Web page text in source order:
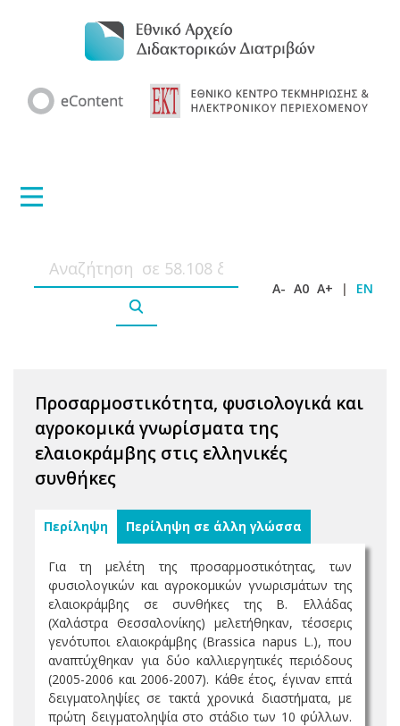
A- A0 A+ | EN
Προσαρμοστικότητα, φυσιολογικά και
αγροκομικά γνωρίσματα της
ελαιοκράμβης στις ελληνικές
συνθήκες
Περίληψη Περίληψη σε άλλη γλώσσα
Για τη μελέτη της προσαρμοστικότητας, των
φυσιολογικών και αγροκομικών γνωρισμάτων της
ελαιοκράμβης σε συνθήκες της Β. Ελλάδας
(Χαλάστρα Θεσσαλονίκης) μελετήθηκαν, τέσσερις
γενότυποι ελαιοκράμβης (Brassica napus L.), που
αναπτύχθηκαν για δύο καλλιεργητικές περιόδους
(2005-2006 και 2006-2007). Κάθε έτος, έγιναν επτά
δειγματοληψίες σε τακτά χρονικά διαστήματα, με
πρώτη δειγματοληψία στο στάδιο των 10 φύλλων.